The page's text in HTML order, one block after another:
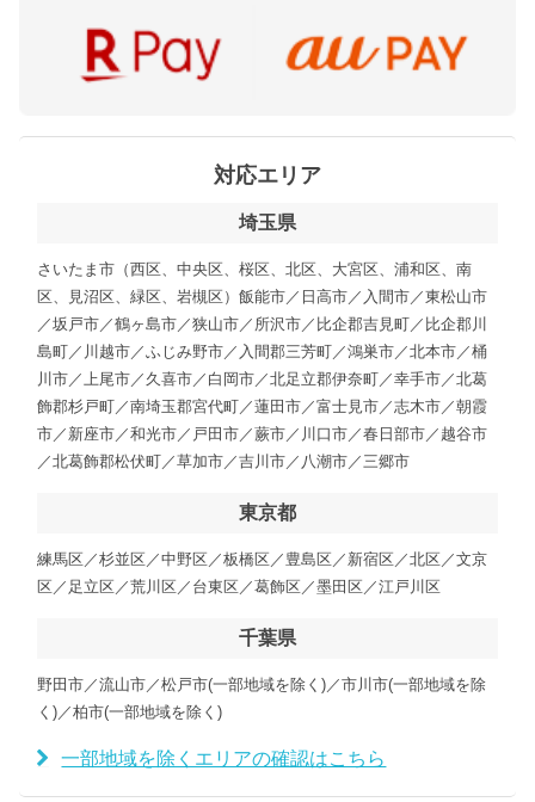
対応エリア
埼玉県
さいたま市（西区、中央区、桜区、北区、大宮区、浦和区、南
区、見沼区、緑区、岩槻区）飯能市／日高市／入間市／東松山市
／坂戸市／鶴ヶ島市／狭山市／所沢市／比企郡吉見町／比企郡川
島町／川越市／ふじみ野市／入間郡三芳町／鴻巣市／北本市／桶
川市／上尾市／久喜市／白岡市／北足立郡伊奈町／幸手市／北葛
飾郡杉戸町／南埼玉郡宮代町／蓮田市／富士見市／志木市／朝霞
市／新座市／和光市／戸田市／蕨市／川口市／春日部市／越谷市
／北葛飾郡松伏町／草加市／吉川市／八潮市／三郷市
東京都
練馬区／杉並区／中野区／板橋区／豊島区／新宿区／北区／文京
区／足立区／荒川区／台東区／葛飾区／墨田区／江戸川区
千葉県
野田市／流山市／松戸市(一部地域を除く)／市川市(一部地域を除
く)／柏市(一部地域を除く)
一部地域を除くエリアの確認はこちら